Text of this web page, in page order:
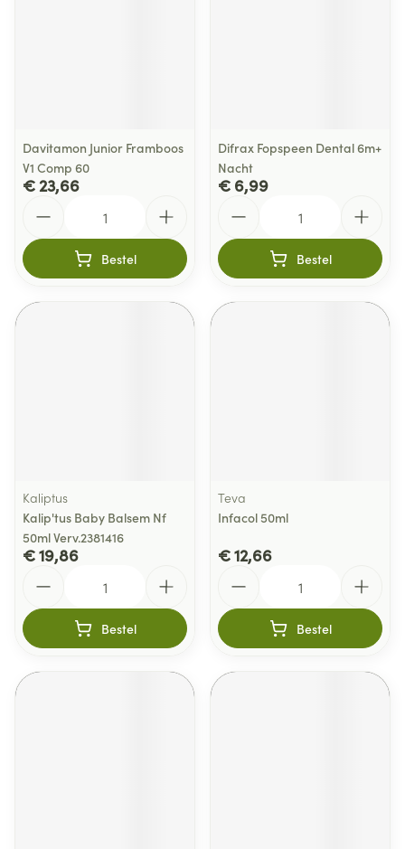
Davitamon Junior Framboos
V1 Comp 60
€ 23,66
Bestel
Difrax Fopspeen Dental 6m+
Nacht
€ 6,99
Bestel
Kaliptus
Kalip'tus Baby Balsem Nf
50ml Verv.2381416
€ 19,86
Bestel
Teva
Infacol 50ml
€ 12,66
Bestel